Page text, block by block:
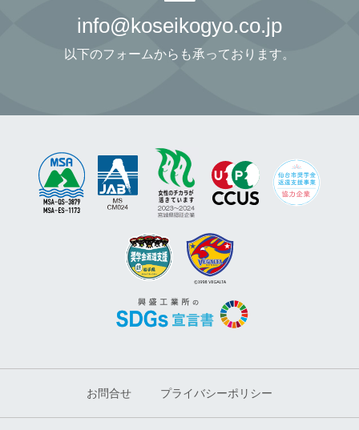
info@koseikogyo.co.jp
以下のフォームからも承っております。
お問合せ プライバシーポリシー